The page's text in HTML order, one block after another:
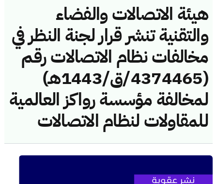
هيئة الاتصالات والفضاء
والتقنية تنشر قرار لجنة النظر في
مخالفات نظام الاتصالات رقم
(4374465/ق/1443هـ)
لمخالفة مؤسسة رواكز العالمية
للمقاولات لنظام الاتصالات